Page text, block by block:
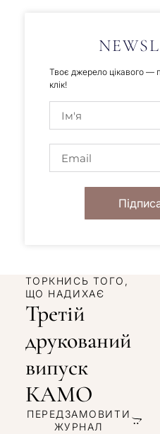
Твоє джерело цікавого —
клік!
ТОРКНИСЬ ТОГО,
ЩО НАДИХАЄ
Третій
друкований
випуск
КАМО
ПЕРЕДЗАМОВИТИ
ЖУРНАЛ